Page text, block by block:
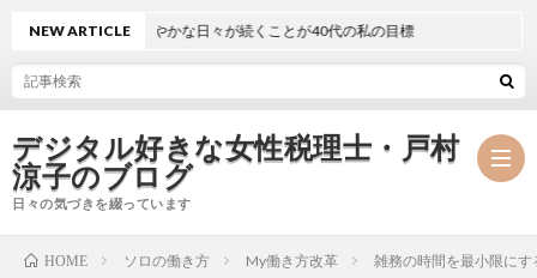
デジタル好きな女性税理士・戸村
涼子のブログ
日々の気づきを綴っています
NEW ARTICLE
静かで穏やかな日々が続くことが40代の私の目標
HOME ソロの働き方 My働き方改革 雑務の時間を最小限にす